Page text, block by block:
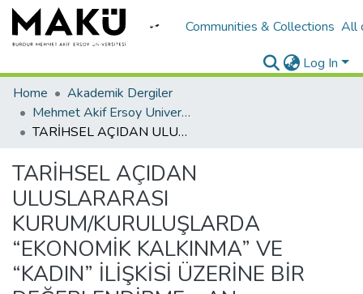
Communities & Collections All
Log In
Home
Akademik Dergiler
Mehmet Akif Ersoy University Journal of Social Sciences Institute
TARİHSEL AÇIDAN ULUSLARARASI KURUM/KURULUŞLARDA “EKONOMİK KALKINMA” VE “KADIN” İLİŞKİSİ ÜZERİNE BİR DEĞERLENDİRME - AN EVALUATION ON THE RELATIONSHIP BETWEEN “ECONOMIC DEVELOPMENT” AND “WOMEN” IN THE INTERNATIONAL INSTITUTIONS/ORGANISATIONS FROM HISTORICAL PERSPECTIVE
TARİHSEL AÇIDAN
ULUSLARARASI
KURUM/KURULUŞLARDA
“EKONOMİK KALKINMA” VE
“KADIN” İLİŞKİSİ ÜZERİNE BİR